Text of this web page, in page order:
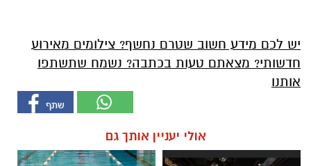
יש לכם מידע חשוב שטרם נחשף? צילומים מאירוע
חדשותי? מצאתם טעות בכתבה? נשמח שתשתפו
אותנו
אולי יעניין אותך גם